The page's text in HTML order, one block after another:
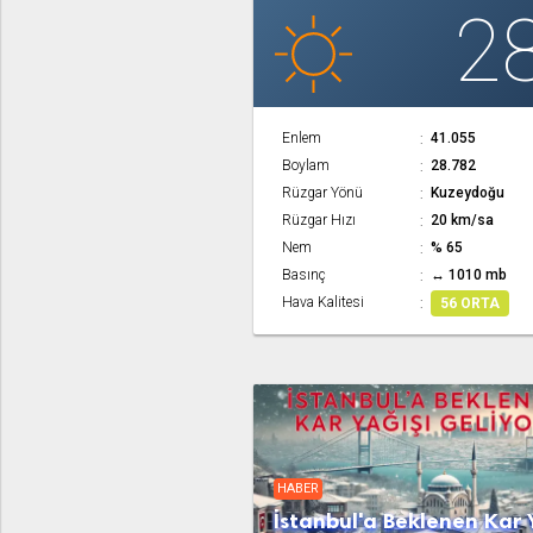
Enlem
41.055
Boylam
28.782
Rüzgar Yönü
Kuzeydoğu
Rüzgar Hızı
20 km/sa
Nem
% 65
Basınç
↔ 1010 mb
Hava Kalitesi
56 ORTA
HABER
İstanbul'a Beklenen Kar